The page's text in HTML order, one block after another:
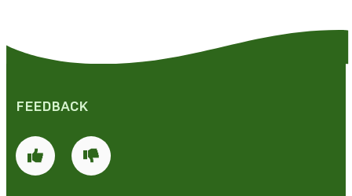
FEEDBACK